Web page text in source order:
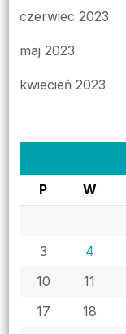
czerwiec 2023
maj 2023
kwiecień 2023
P W
3
4
10
11
17
18